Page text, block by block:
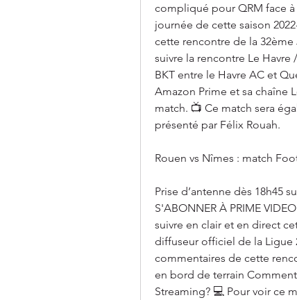
compliqué pour QRM face
journée de cette saison
cette rencontre de la 32ème
suivre la rencontre Le
BKT entre le Havre AC et
Amazon Prime et sa chaîne
match. 📺 Ce match sera
présenté par Félix Rouah.
Rouen vs Nîmes : match
Prise d’antenne dès 18h45
S'ABONNER À PRIME
suivre en clair et en direct
diffuseur officiel de la Ligue
commentaires de cette
en bord de terrain
Streaming? 💻 Pour voir ce